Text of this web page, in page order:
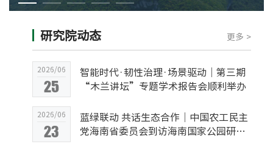
研究院动态 更多 >
2026/06
25
智能时代·韧性治理·场景驱动｜第三期
“木兰讲坛”专题学术报告会顺利举办
2026/06
23
蓝绿联动 共话生态合作｜中国农工民主
党海南省委员会到访海南国家公园研究